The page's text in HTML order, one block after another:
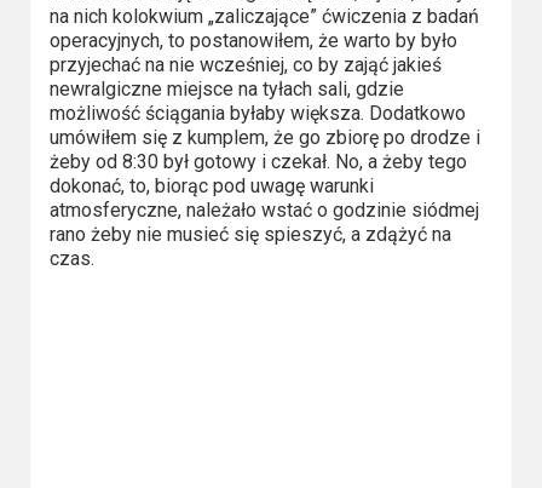
s-
ka
Filmy
dokumentalne
Horrory
Kino
na nich kolokwium „zaliczające” ćwiczenia z badań
operacyjnych, to postanowiłem, że warto by było
przyjechać na nie wcześniej, co by zająć jakieś
newralgiczne miejsce na tyłach sali, gdzie
możliwość ściągania byłaby większa. Dodatkowo
umówiłem się z kumplem, że go zbiorę po drodze i
żeby od 8:30 był gotowy i czekał. No, a żeby tego
dokonać, to, biorąc pod uwagę warunki
atmosferyczne, należało wstać o godzinie siódmej
rano żeby nie musieć się spieszyć, a zdążyć na
czas.